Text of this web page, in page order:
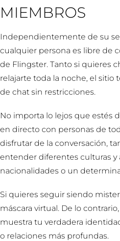
MIEMBROS
Independientemente de su
cualquier persona es libre de
de Flingster. Tanto si quieres
relajarte toda la noche, el sitio
de chat sin restricciones.
No importa lo lejos que estés
en directo con personas de
disfrutar de la conversación,
entender diferentes culturas y
nacionalidades o un
Si quieres seguir siendo
máscara virtual. De lo
muestra tu verdadera
o relaciones más profundas.